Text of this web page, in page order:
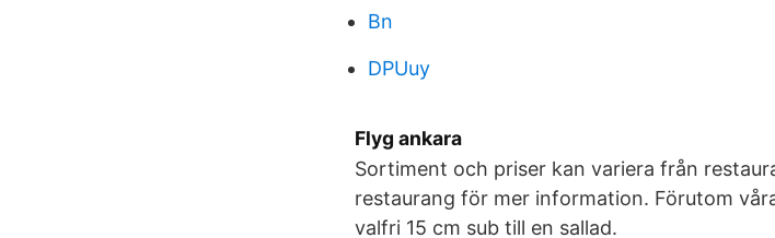
Bn
DPUuy
Flyg ankara
Sortiment och priser kan variera från
restaurang för mer information. Förutom
valfri 15 cm sub till en sallad.